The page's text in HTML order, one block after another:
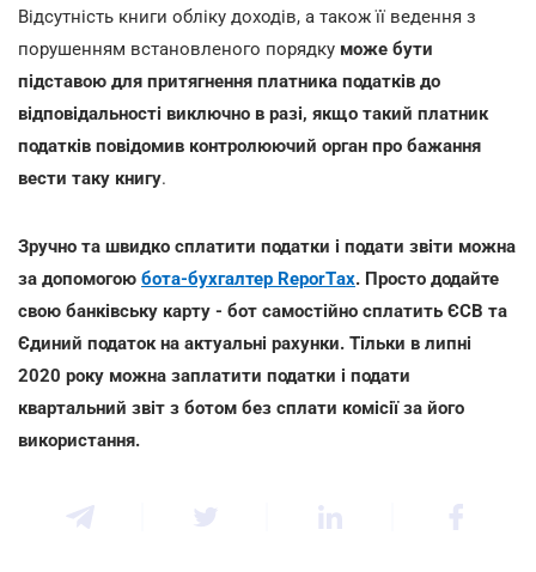
Відсутність книги обліку доходів, а також її ведення з
порушенням встановленого порядку може бути
підставою для притягнення платника податків до
відповідальності виключно в разі, якщо такий платник
податків повідомив контролюючий орган про бажання
вести таку книгу.
Зручно та швидко сплатити податки і подати звіти можна
за допомогою бота-бухгалтер ReporTах. Просто додайте
свою банківську карту - бот самостійно сплатить ЄСВ та
Єдиний податок на актуальні рахунки. Тільки в липні
2020 року можна заплатити податки і подати
квартальний звіт з ботом без сплати комісії за його
використання.